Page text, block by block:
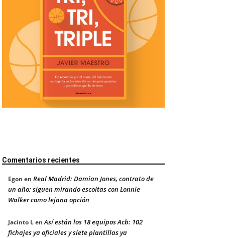
Comentarios recientes
Egon en Real Madrid: Damian Jones, contrato de
un año; siguen mirando escoltas con Lonnie
Walker como lejana opción
Jacinto LenAsí están los 18 equipos Acb: 102
fichajes ya oficiales y siete plantillas ya